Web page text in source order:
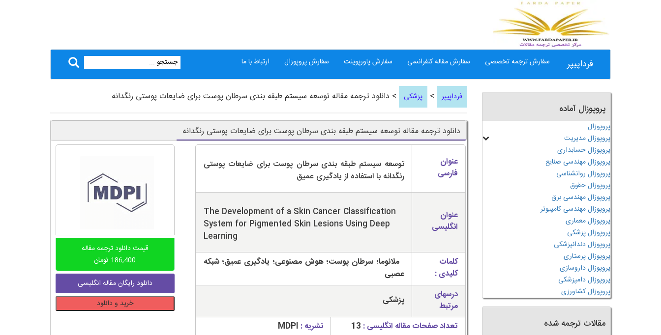
فرداپیپر سفارش ترجمه تخصصی سفارش مقاله کنفرانسی سفارش پاورپوینت سفارش پروپوزال ارتباط با ما
فرداپیپر > پزشکی > دانلود ترجمه مقاله توسعه سیستم طبقه بندی سرطان پوست برای ضایعات پوستی رنگدانه
دانلود ترجمه مقاله توسعه سیستم طبقه بندی سرطان پوست برای ضایعات پوستی رنگدانه
عنوان
فارسی
توسعه سیستم طبقه بندی سرطان پوست برای ضایعات پوستی
رنگدانه با استفاده از یادگیری عمیق
عنوان
انگلیسی
The Development of a Skin Cancer Classification
System for Pigmented Skin Lesions Using Deep
Learning
کلمات
کلیدی :
ملانوما؛ سرطان پوست؛ هوش مصنوعی؛ یادگیری عمیق؛ شبکه
عصبی
درسهای
مرتبط
پزشکی
تعداد صفحات مقاله انگلیسی : 13 نشریه : MDPI
قیمت دانلود ترجمه مقاله
186,400 تومان
دانلود رایگان مقاله انگلیسی
ترجمه
خرید و دانلود
پروپوزال آماده
پروپوزال
پروپوزال مدیریت
پروپوزال حسابداری
پروپوزال مهندسی صنایع
پروپوزال روانشناسی
پروپوزال حقوق
پروپوزال مهندسی برق
پروپوزال مهندسی کامپیوتر
پروپوزال معماری
پروپوزال پزشکی
پروپوزال دندانپزشکی
پروپوزال پرستاری
پروپوزال داروسازی
پروپوزال دامپزشکی
پروپوزال کشاورزی
مقالات ترجمه شده